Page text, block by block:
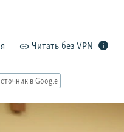
Читать без VPN
в Google